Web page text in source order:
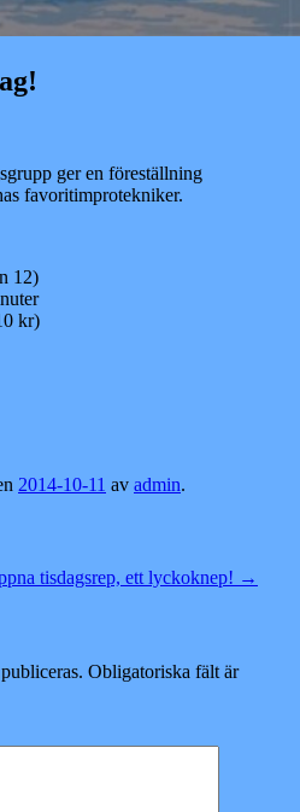
ger en föreställning
favoritimprotekniker.
12)
kr)
2014-10-11 av admin.
tisdagsrep, ett lyckoknep! →
Obligatoriska fält är